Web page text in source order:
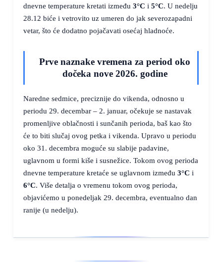
dnevne temperature kretati između 3°C i 5°C. U nedelju
28.12 biće i vetrovito uz umeren do jak severozapadni
vetar, što će dodatno pojačavati osećaj hladnoće.
Prve naznake vremena za period oko
dočeka nove 2026. godine
Naredne sedmice, preciznije do vikenda, odnosno u
periodu 29. decembar – 2. januar, očekuje se nastavak
promenljive oblačnosti i sunčanih perioda, baš kao što
će to biti slučaj ovog petka i vikenda. Upravo u periodu
oko 31. decembra moguće su slabije padavine,
uglavnom u formi kiše i susnežice. Tokom ovog perioda
dnevne temperature kretaće se uglavnom između 3°C i
6°C. Više detalja o vremenu tokom ovog perioda,
objavićemo u ponedeljak 29. decembra, eventualno dan
ranije (u nedelju).